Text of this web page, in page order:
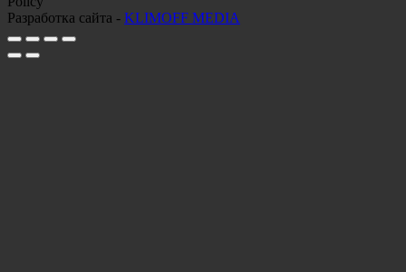
Разработка сайта - KLIMOFF MEDIA